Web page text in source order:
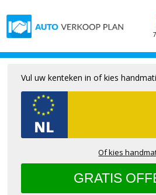
Vul uw kenteken in of kies
Of kies